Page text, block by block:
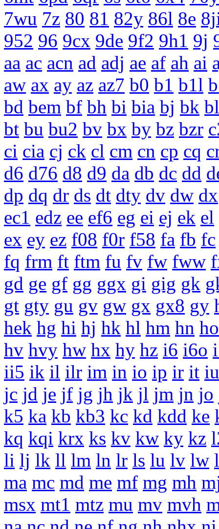
7wu 7z 80 81 82y 86l 8e
952 96 9cx 9de 9f2 9h1 9j
aa ac acn ad adj ae af ah ai
aw ax ay az az7 b0 b1 b1l
bd bem bf bh bi bia bj bk bl
bt bu bu2 bv bx by bz bzr
ci cia cj ck cl cm cn cp cq
d6 d76 d8 d9 da db dc dd
dp dq dr ds dt dty dv dw dx
ec1 edz ee ef6 eg ei ej ek el
ex ey ez f08 f0r f58 fa fb fc
fq frm ft ftm fu fv fw fww
gd ge gf gg ggx gi gig gk
gt gty gu gv gw gx gx8 gy
hek hg hi hj hk hl hm hn ho
hv hvy hw hx hy hz i6 i6o
ii5 ik il ilr im in io ip ir it iu
jc jd je jf jg jh jk jl jm jn jo
k5 ka kb kb3 kc kd kdd ke
kq kqi krx ks kv kw ky kz
li lj lk ll lm ln lr ls lu lv lw
ma mc md me mf mg mh
msx mt1 mtz mu mv mvh